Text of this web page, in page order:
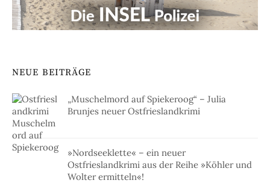
NEUE BEITRÄGE
„Muschelmord auf Spiekeroog“ – Julia
Brunjes neuer Ostfrieslandkrimi
»Nordseeklette« – ein neuer
Ostfrieslandkrimi aus der Reihe »Köhler und
Wolter ermitteln«!